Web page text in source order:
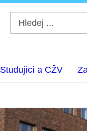
Studující a CŽV